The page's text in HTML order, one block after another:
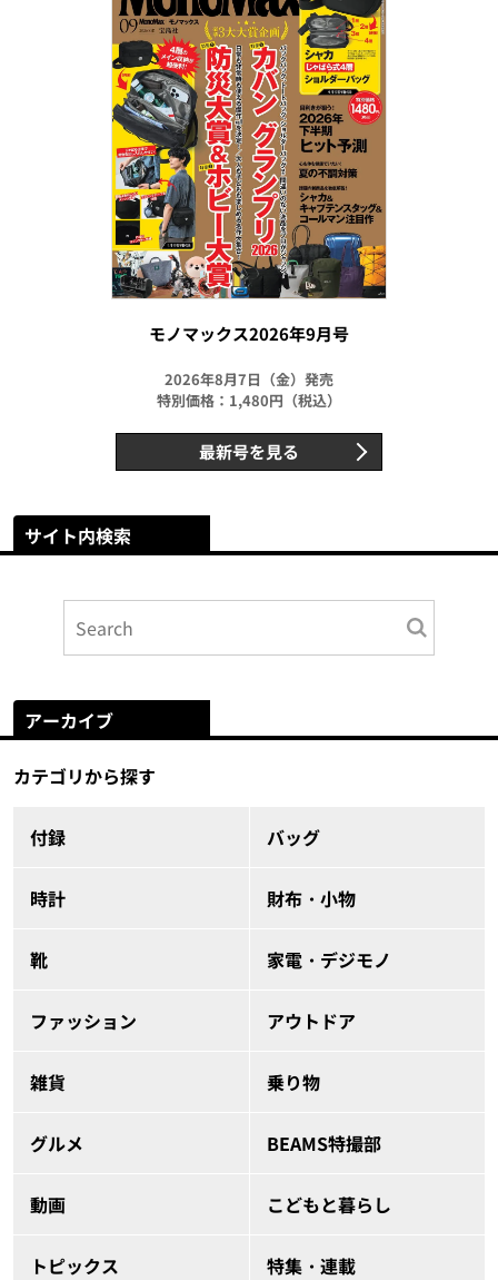
モノマックス2026年9月号
2026年8月7日（金）発売
特別価格：1,480円（税込）
最新号を見る
サイト内検索
アーカイブ
カテゴリから探す
付録 バッグ
時計 財布・小物
靴 家電・デジモノ
ファッション アウトドア
雑貨 乗り物
グルメ BEAMS特撮部
動画 こどもと暮らし
トピックス 特集・連載